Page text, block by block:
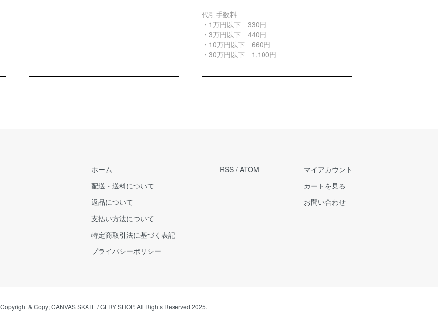
代引手数料
・1万円以下 330円
・3万円以下 440円
・10万円以下 660円
・30万円以下 1,100円
ホーム
配送・送料について
返品について
支払い方法について
特定商取引法に基づく表記
プライバシーポリシー
RSS / ATOM
マイアカウント
カートを見る
お問い合わせ
Copyright & Copy; CANVAS SKATE / GLRY SHOP. All Rights Reserved 2025.